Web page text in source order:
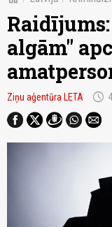
algām"
Ziņu aģentūra LETA schedule